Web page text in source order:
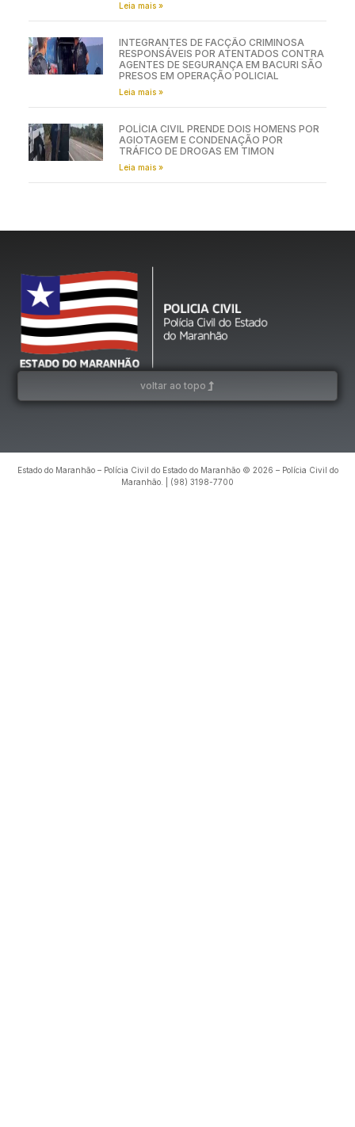
Leia mais »
INTEGRANTES DE FACÇÃO CRIMINOSA
RESPONSÁVEIS POR ATENTADOS CONTRA
AGENTES DE SEGURANÇA EM BACURI SÃO
PRESOS EM OPERAÇÃO POLICIAL
Leia mais »
POLÍCIA CIVIL PRENDE DOIS HOMENS POR
AGIOTAGEM E CONDENAÇÃO POR
TRÁFICO DE DROGAS EM TIMON
Leia mais »
voltar ao topo
Estado do Maranhão – Polícia Civil do Estado do Maranhão © 2026 – Polícia Civil do
Maranhão. | (98) 3198-7700